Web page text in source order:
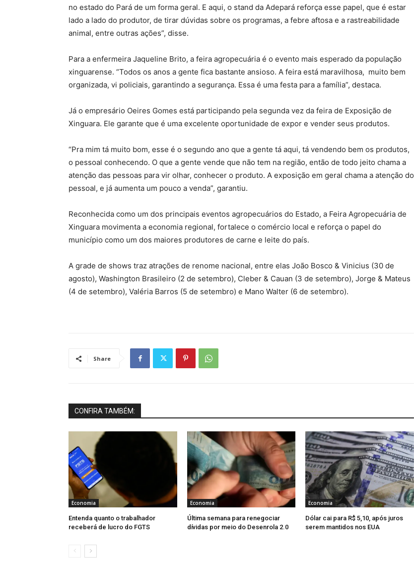
no estado do Pará de um forma geral. E aqui, o stand da Adepará reforça esse papel, que é estar
lado a lado do produtor, de tirar dúvidas sobre os programas, a febre aftosa e a rastreabilidade
animal, entre outras ações”, disse.
Para a enfermeira Jaqueline Brito, a feira agropecuária é o evento mais esperado da população
xinguarense. “Todos os anos a gente fica bastante ansioso. A feira está maravilhosa, muito bem
organizada, vi policiais, garantindo a segurança. Essa é uma festa para a família”, destaca.
Já o empresário Oeires Gomes está participando pela segunda vez da feira de Exposição de
Xinguara. Ele garante que é uma excelente oportunidade de expor e vender seus produtos.
“Pra mim tá muito bom, esse é o segundo ano que a gente tá aqui, tá vendendo bem os produtos,
o pessoal conhecendo. O que a gente vende que não tem na região, então de todo jeito chama a
atenção das pessoas para vir olhar, conhecer o produto. A exposição em geral chama a atenção do
pessoal, e já aumenta um pouco a venda”, garantiu.
Reconhecida como um dos principais eventos agropecuários do Estado, a Feira Agropecuária de
Xinguara movimenta a economia regional, fortalece o comércio local e reforça o papel do
município como um dos maiores produtores de carne e leite do país.
A grade de shows traz atrações de renome nacional, entre elas João Bosco & Vinicius (30 de
agosto), Washington Brasileiro (2 de setembro), Cleber & Cauan (3 de setembro), Jorge & Mateus
(4 de setembro), Valéria Barros (5 de setembro) e Mano Walter (6 de setembro).
Share
CONFIRA TAMBÉM:
Economia
Entenda quanto o trabalhador
receberá de lucro do FGTS
Economia
Última semana para renegociar
dívidas por meio do Desenrola 2.0
Economia
Dólar cai para R$ 5,10, após juros
serem mantidos nos EUA